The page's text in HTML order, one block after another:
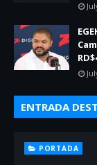
ENTRADA
PORTADA